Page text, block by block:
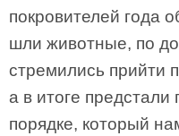
покровителей года
шли животные, по
стремились прийти
а в итоге
порядке, который